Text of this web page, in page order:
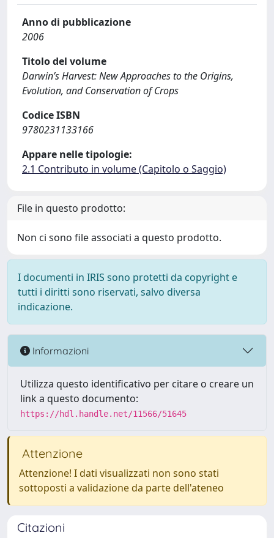
Anno di pubblicazione
2006
Titolo del volume
Darwin’s Harvest: New Approaches to the Origins,
Evolution, and Conservation of Crops
Codice ISBN
9780231133166
Appare nelle tipologie:
2.1 Contributo in volume (Capitolo o Saggio)
File in questo prodotto:
Non ci sono file associati a questo prodotto.
I documenti in IRIS sono protetti da copyright e
tutti i diritti sono riservati, salvo diversa
indicazione.
Informazioni
Utilizza questo identificativo per citare o creare un
link a questo documento:
https://hdl.handle.net/11566/51645
Attenzione
Attenzione! I dati visualizzati non sono stati
sottoposti a validazione da parte dell'ateneo
Citazioni